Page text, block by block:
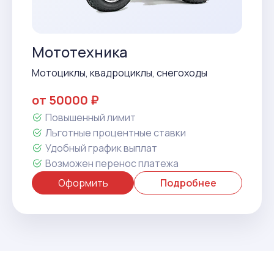
Мототехника
Мотоциклы, квадроциклы, снегоходы
от 50000 ₽
Повышенный лимит
Льготные процентные ставки
Удобный график выплат
Возможен перенос платежа
Оформить
Подробнее